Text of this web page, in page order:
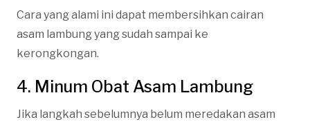
Cara yang alami ini dapat membersihkan cairan
asam lambung yang sudah sampai ke
kerongkongan.
4. Minum Obat Asam Lambung
Jika langkah sebelumnya belum meredakan asam